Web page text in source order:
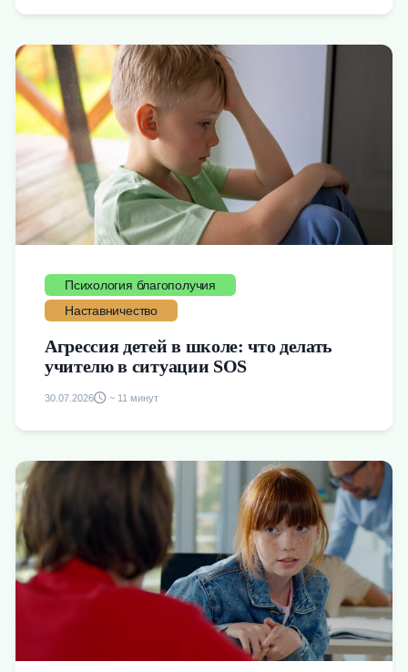
Психология благополучия
Наставничество
Агрессия детей в школе: что делать
учителю в ситуации SOS
30.07.2026 ~ 11 минут